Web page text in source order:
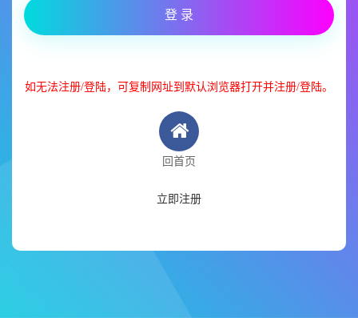
登 录
如无法注册/登陆，可复制网址到默认浏览器打开并注册/登陆。
回首页
立即注册